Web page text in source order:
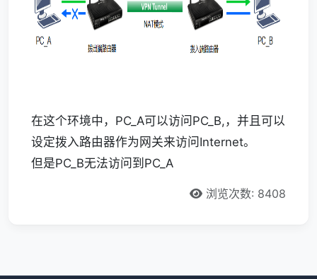
在这个环境中，PC_A可以访问PC_B,，并且可以
设定拨入路由器作为网关来访问Internet。
但是PC_B无法访问到PC_A
浏览次数: 8408